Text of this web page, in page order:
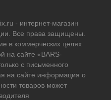
- интернет-магазин
Все права защищены.
в коммерческих целях
на сайте «BARS-
с письменного
на сайте информация о
товаров может